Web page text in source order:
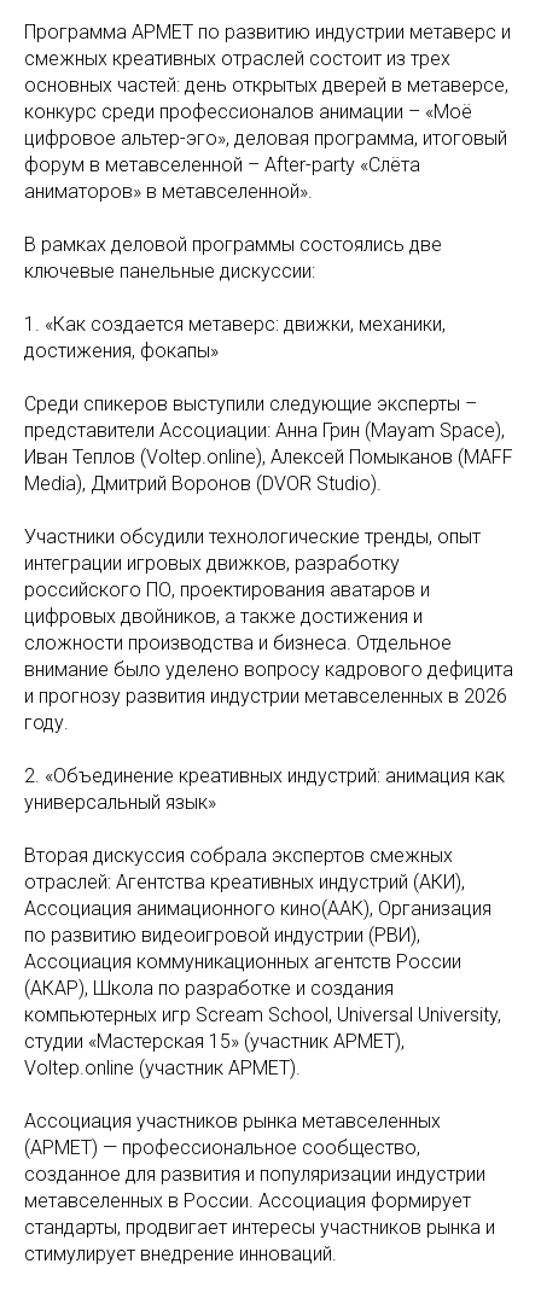
Программа АРМЕТ по развитию индустрии метаверс и
смежных креативных отраслей состоит из трех
основных частей: день открытых дверей в метаверсе,
конкурс среди профессионалов анимации – «Моё
цифровое альтер-эго», деловая программа, итоговый
форум в метавселенной – After-party «Слёта
аниматоров» в метавселенной».
В рамках деловой программы состоялись две
ключевые панельные дискуссии:
1. «Как создается метаверс: движки, механики,
достижения, фокапы»
Среди спикеров выступили следующие эксперты –
представители Ассоциации: Анна Грин (Mayam Space),
Иван Теплов (Voltep.online), Алексей Помыканов (MAFF
Media), Дмитрий Воронов (DVOR Studio).
Участники обсудили технологические тренды, опыт
интеграции игровых движков, разработку
российского ПО, проектирования аватаров и
цифровых двойников, а также достижения и
сложности производства и бизнеса. Отдельное
внимание было уделено вопросу кадрового дефицита
и прогнозу развития индустрии метавселенных в 2026
году.
2. «Объединение креативных индустрий: анимация как
универсальный язык»
Вторая дискуссия собрала экспертов смежных
отраслей: Агентства креативных индустрий (АКИ),
Ассоциация анимационного кино(ААК), Организация
по развитию видеоигровой индустрии (РВИ),
Ассоциация коммуникационных агентств России
(АКАР), Школа по разработке и создания
компьютерных игр Scream School, Universal University,
студии «Мастерская 15» (участник АРМЕТ),
Voltep.online (участник АРМЕТ).
Ассоциация участников рынка метавселенных
(АРМЕТ) — профессиональное сообщество,
созданное для развития и популяризации индустрии
метавселенных в России. Ассоциация формирует
стандарты, продвигает интересы участников рынка и
стимулирует внедрение инноваций.